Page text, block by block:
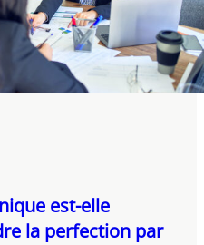
est-elle
la perfection par